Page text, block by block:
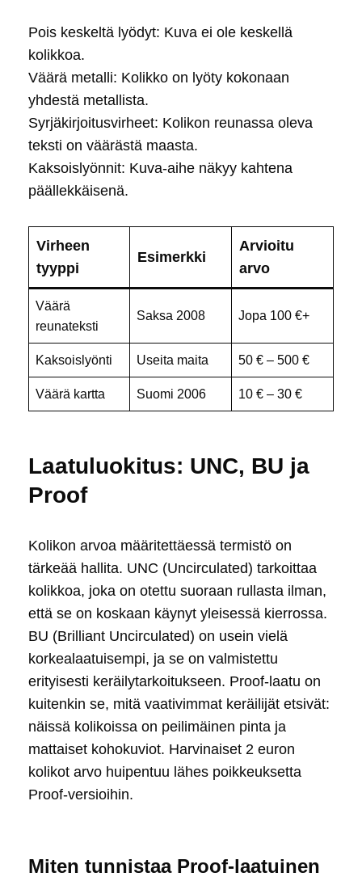
Pois keskeltä lyödyt: Kuva ei ole keskellä
kolikkoa.
Väärä metalli: Kolikko on lyöty kokonaan
yhdestä metallista.
Syrjäkirjoitusvirheet: Kolikon reunassa oleva
teksti on väärästä maasta.
Kaksoislyönnit: Kuva-aihe näkyy kahtena
päällekkäisenä.
Virheen
tyyppi
Esimerkki
Arvioitu
arvo
Väärä
reunateksti
Saksa 2008 Jopa 100 €+
Kaksoislyönti Useita maita 50 € – 500 €
Väärä kartta Suomi 2006 10 € – 30 €
Laatuluokitus: UNC, BU ja
Proof
Kolikon arvoa määritettäessä termistö on
tärkeää hallita. UNC (Uncirculated) tarkoittaa
kolikkoa, joka on otettu suoraan rullasta ilman,
että se on koskaan käynyt yleisessä kierrossa.
BU (Brilliant Uncirculated) on usein vielä
korkealaatuisempi, ja se on valmistettu
erityisesti keräilytarkoitukseen. Proof-laatu on
kuitenkin se, mitä vaativimmat keräilijät etsivät:
näissä kolikoissa on peilimäinen pinta ja
mattaiset kohokuviot. Harvinaiset 2 euron
kolikot arvo huipentuu lähes poikkeuksetta
Proof-versioihin.
Miten tunnistaa Proof-laatuinen